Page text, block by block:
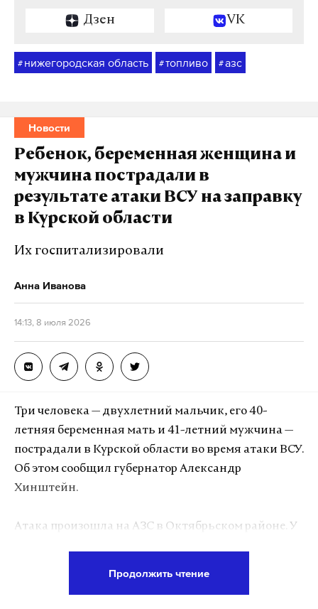
Дзен VK
# нижегородская область #топливо #азс
Новости
Ребенок, беременная женщина и
мужчина пострадали в
результате атаки ВСУ на заправку
в Курской области
Их госпитализировали
Анна Иванова
14:13, 8 июля 2026
Три человека — двухлетний мальчик, его 40-
летняя беременная мать и 41-летний мужчина —
пострадали в Курской области во время атаки ВСУ.
Об этом сообщил губернатор Александр
Хинштейн.
Атака произошла на АЗС в Октябрьском районе. У
Продолжить чтение